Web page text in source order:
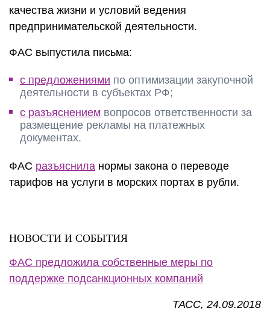
качества жизни и условий ведения
предпринимательской деятельности.
ФАС выпустила письма:
с предложениями по оптимизации закупочной
деятельности в субъектах РФ;
с разъяснением вопросов ответственности за
размещение рекламы на платежных
документах.
ФАС разъяснила нормы закона о переводе
тарифов на услуги в морских портах в рубли.
НОВОСТИ И СОБЫТИЯ
ФАС предложила собственные меры по
поддержке подсанкционных компаний
ТАСС, 24.09.2018